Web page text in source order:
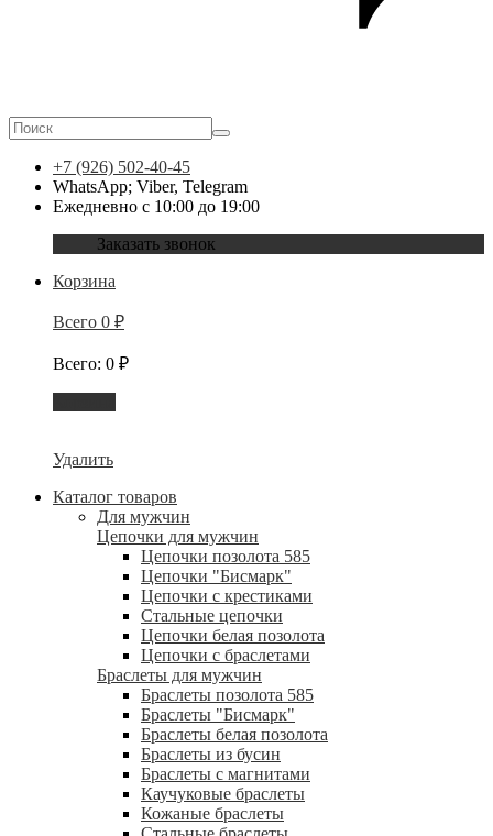
+7 (926) 502-40-45
WhatsApp; Viber, Telegram
Ежедневно с 10:00 до 19:00
Заказать звонок
Корзина
Всего 0 ₽
Всего: 0 ₽
Удалить
Каталог товаров
Для мужчин
Цепочки для мужчин
Цепочки позолота 585
Цепочки "Бисмарк"
Цепочки с крестиками
Стальные цепочки
Цепочки белая позолота
Цепочки с браслетами
Браслеты для мужчин
Браслеты позолота 585
Браслеты "Бисмарк"
Браслеты белая позолота
Браслеты из бусин
Браслеты с магнитами
Каучуковые браслеты
Кожаные браслеты